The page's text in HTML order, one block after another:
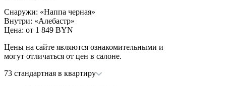
Снаружи: «Наппа черная»
Внутри: «Алебастр»
Цена: от 1 849 BYN
Цены на сайте являются ознакомительными и
могут отличаться от цен в салоне.
73 стандартная в квартиру